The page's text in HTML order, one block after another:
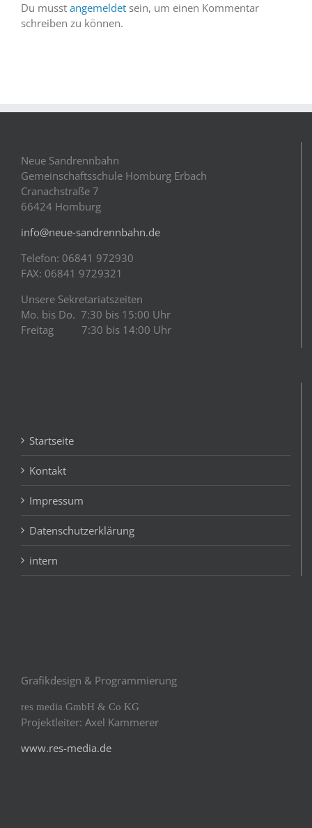
Du musst angemeldet sein, um einen Kommentar
schreiben zu können.
Neue Sandrennbahn
Gemeinschaftsschule Homburg Erbach
Cranachstraße 7
66424 Homburg
info@neue-sandrennbahn.de
Telefon: 06841 972930
FAX: 06841 9729321
Unsere Sekretariatszeiten
Mo. bis Do. 7:30 bis 15:00 Uhr
Freitag 7:30 bis 14:00 Uhr
Startseite
Kontakt
Impressum
Datenschutzerklärung
intern
Grafikdesign & Programmierung
res media GmbH & Co KG
Projektleiter: Axel Kammerer
www.res-media.de